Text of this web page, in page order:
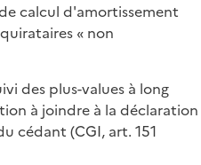
calcul d'amortissement
« non
des plus-values à long
à joindre à la déclaration
cédant (CGI, art. 151